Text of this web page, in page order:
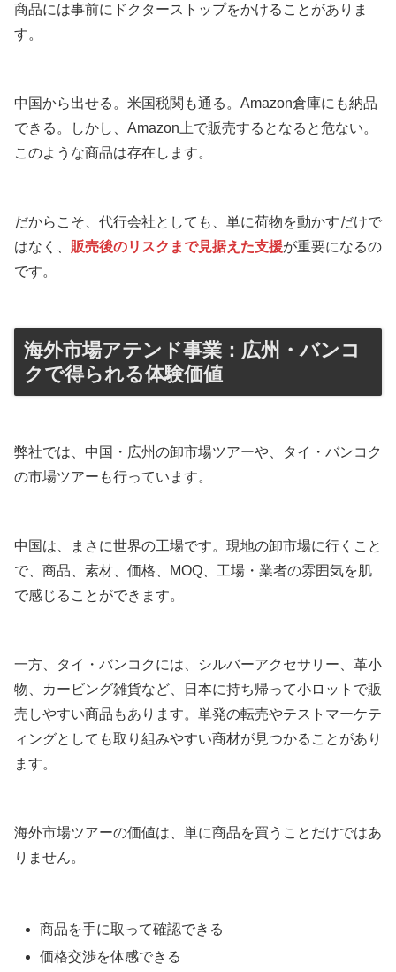
商品には事前にドクターストップをかけることがありま
す。
中国から出せる。米国税関も通る。Amazon倉庫にも納品
できる。しかし、Amazon上で販売するとなると危ない。
このような商品は存在します。
だからこそ、代行会社としても、単に荷物を動かすだけで
はなく、 販売後のリスクまで見据えた支援が重要になるの
です。
海外市場アテンド事業：広州・バンコ
クで得られる体験価値
弊社では、中国・広州の卸市場ツアーや、タイ・バンコク
の市場ツアーも行っています。
中国は、まさに世界の工場です。現地の卸市場に行くこと
で、商品、素材、価格、MOQ、工場・業者の雰囲気を肌
で感じることができます。
一方、タイ・バンコクには、シルバーアクセサリー、革小
物、カービング雑貨など、日本に持ち帰って小ロットで販
売しやすい商品もあります。単発の転売やテストマーケテ
ィングとしても取り組みやすい商材が見つかることがあり
ます。
海外市場ツアーの価値は、単に商品を買うことだけではあ
りません。
商品を手に取って確認できる
価格交渉を体感できる